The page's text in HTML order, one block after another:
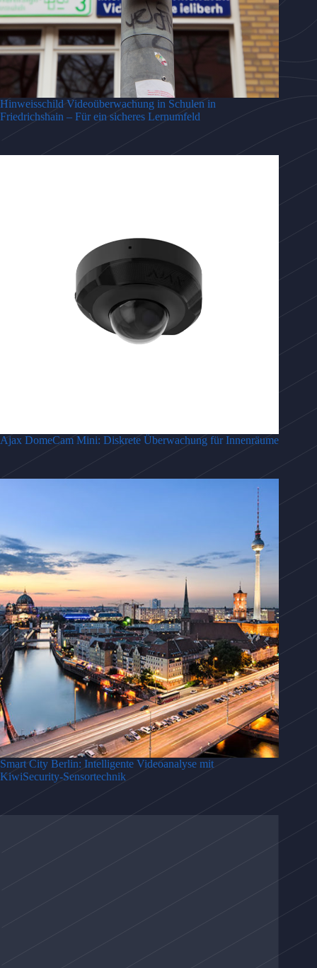
Hinweisschild Videoüberwachung in Schulen in
Friedrichshain – Für ein sicheres Lernumfeld
Ajax DomeCam Mini: Diskrete Überwachung für Innenräume
Smart City Berlin: Intelligente Videoanalyse mit
KiwiSecurity-Sensortechnik